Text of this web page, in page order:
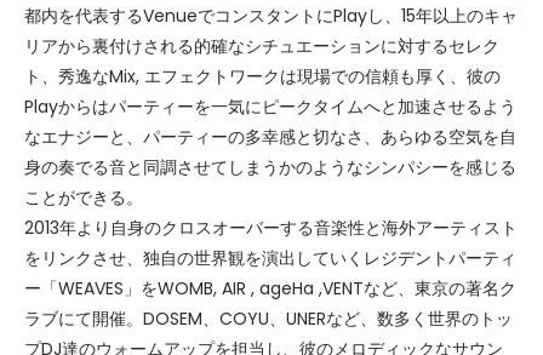
都内を代表するVenueでコンスタントにPlayし、15年以上のキャ
リアから裏付けされる的確なシチュエーションに対するセレク
ト、秀逸なMix, エフェクトワークは現場での信頼も厚く、彼の
Playからはパーティーを一気にピークタイムへと加速させるよう
なエナジーと、パーティーの多幸感と切なさ、あらゆる空気を自
身の奏でる音と同調させてしまうかのようなシンパシーを感じる
ことができる。
2013年より自身のクロスオーバーする音楽性と海外アーティスト
をリンクさせ、独自の世界観を演出していくレジデントパーティ
ー「WEAVES」をWOMB, AIR , ageHa ,VENTなど、東京の著名ク
ラブにて開催。DOSEM、COYU、UNERなど、数多く世界のトッ
プDJ達のウォームアップを担当し、彼のメロディックなサウン